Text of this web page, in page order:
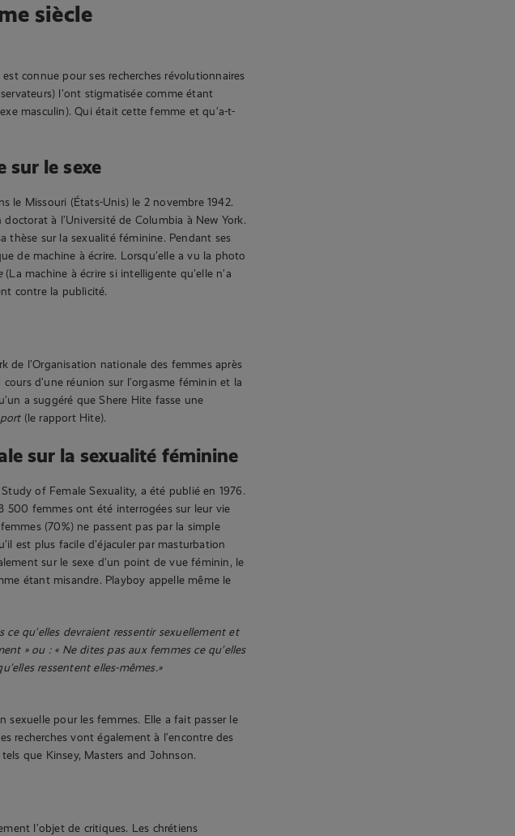
siècle
connue pour ses recherches révolutionnaires
l’ont stigmatisée comme étant
masculin). Qui était cette femme et qu’a-t-
sur le sexe
le Missouri (États-Unis) le 2 novembre 1942.
à l’Université de Columbia à New York.
thèse sur la sexualité féminine. Pendant ses
de machine à écrire. Lorsqu’elle a vu la photo
(La machine à écrire si intelligente qu’elle n’a
contre la publicité.
de l’Organisation nationale des femmes après
d’une réunion sur l’orgasme féminin et la
a suggéré que Shere Hite fasse une
(le rapport Hite).
sur la sexualité féminine
of Female Sexuality, a été publié en 1976.
500 femmes ont été interrogées sur leur vie
(70%) ne passent pas par la simple
est plus facile d’éjaculer par masturbation
sur le sexe d’un point de vue féminin, le
étant misandre. Playboy appelle même le
qu’elles devraient ressentir sexuellement et
» ou : « Ne dites pas aux femmes ce qu’elles
ressentent elles-mêmes.»
sexuelle pour les femmes. Elle a fait passer le
recherches vont également à l’encontre des
que Kinsey, Masters and Johnson.
l’objet de critiques. Les chrétiens